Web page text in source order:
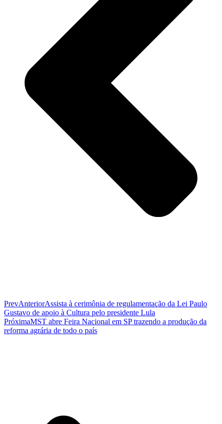
PrevAnteriorAssista à cerimônia de regulamentação da Lei Paulo
Gustavo de apoio à Cultura pelo presidente Lula
PróximaMST abre Feira Nacional em SP trazendo a produção da
reforma agrária de todo o país